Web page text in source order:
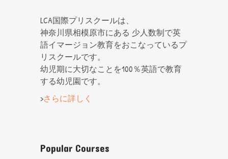
LCA国際プリスクールは、
神奈川県相模原市にある 少人数制で英
語イマージョン教育をおこなっているプ
リスクールです。
幼児期に大切なことを100％英語で教育
する幼児園です。
>さらに詳しく
Popular Courses